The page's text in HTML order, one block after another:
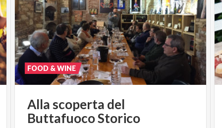
Alla scoperta del
ButtafuocoStorico
FOOD & WINE